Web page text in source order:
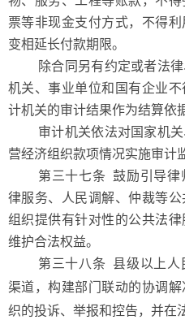
票等非现金支付方式，不得
变相延长付款期限。
除合同另有约定或者法
机关、事业单位和国有企业
计机关的审计结果作为结算依
审计机关依法对国家机
营经济组织款项情况实施审计
第三十七条
鼓励引导律
律服务、人民调解、仲裁等
组织提供有针对性的公共法
维护合法权益。
第三十八条
县级以上人
渠道，构建部门联动的协调
织的投诉、举报和控告，并在